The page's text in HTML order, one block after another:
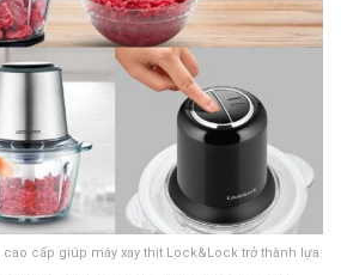
cấp giúp máy xay thịt Lock&Lock trở thành lựa